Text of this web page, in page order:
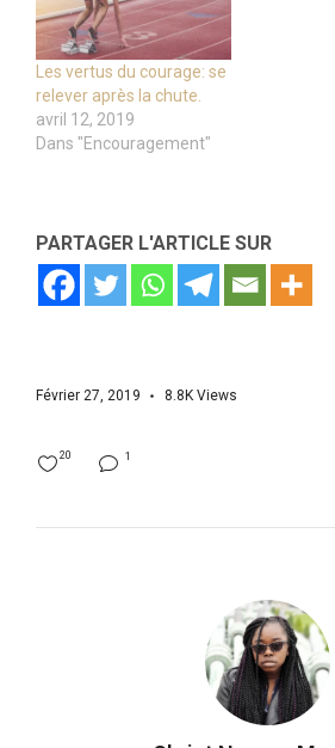
Les vertus du courage: se
relever après la chute.
avril 12, 2019
Dans "Encouragement"
PARTAGER L'ARTICLE SUR
Février 27, 2019 8.8K Views
1
20